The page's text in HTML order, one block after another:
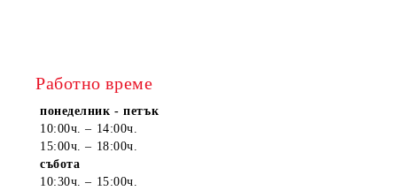
Работно време
понеделник - петък
10:00ч. – 14:00ч.
15:00ч. – 18:00ч.
събота
10:30ч. – 15:00ч.